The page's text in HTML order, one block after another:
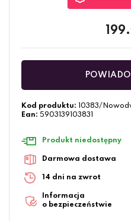
Kod produktu:
10383/
Ean: 5903139103831
Produkt niedostępny
Darmowa dostawa
14 dni na zwrot
Informacja
o bezpieczeństwie